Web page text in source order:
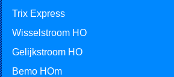
Trix Express
Wisselstroom HO
Gelijkstroom HO
Bemo HOm